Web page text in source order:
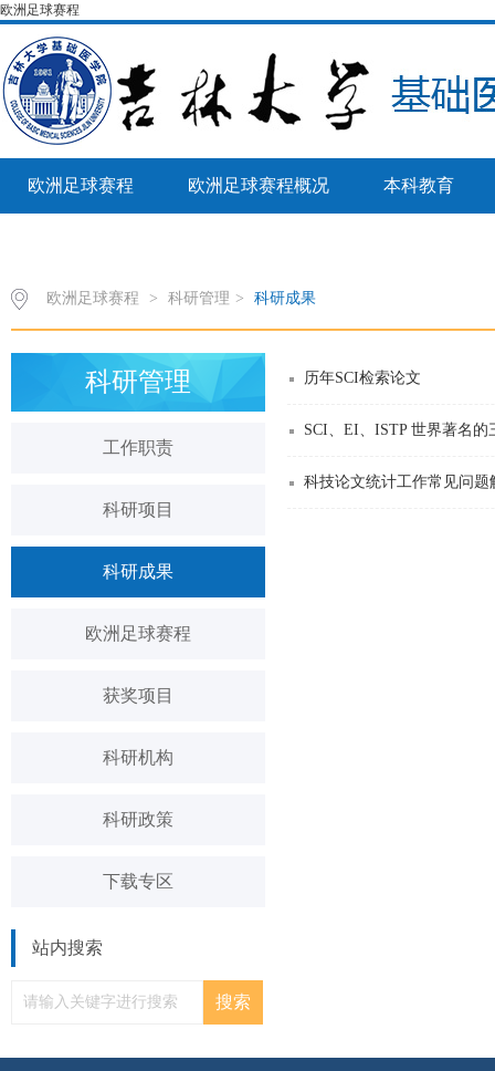
欧洲足球赛程
欧洲足球赛程 欧洲足球赛程概况 本科教育
欧洲足球赛程 > 科研管理 > 科研成果
科研管理
工作职责
科研项目
科研成果
欧洲足球赛程
获奖项目
科研机构
科研政策
下载专区
站内搜索
历年SCI检索论文
SCI、EI、ISTP 世界著名
科技论文统计工作常见问题